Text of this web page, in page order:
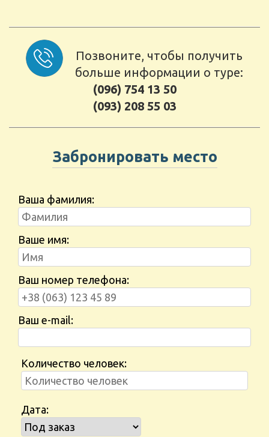
Позвоните, чтобы получить
больше информации о туре:
(096) 754 13 50
(093) 208 55 03
Забронировать место
Ваша фамилия:
Ваше имя:
Ваш номер телефона:
Ваш e-mail:
Количество человек:
Дата: